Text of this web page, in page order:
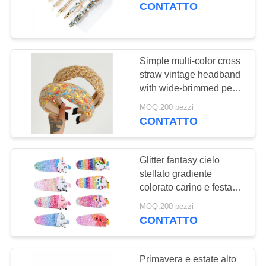
CONTATTO
Simple multi-color cross
straw vintage headband
with wide-brimmed per
donne
MOQ:200 pezzi
CONTATTO
Glitter fantasy cielo
stellato gradiente
colorato carino e festa
unicorno per bambini
MOQ:200 pezzi
CONTATTO
Primavera e estate alto